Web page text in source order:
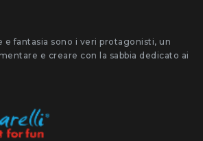
e fantasia sono i veri protagonisti, un
e creare con la sabbia dedicato ai